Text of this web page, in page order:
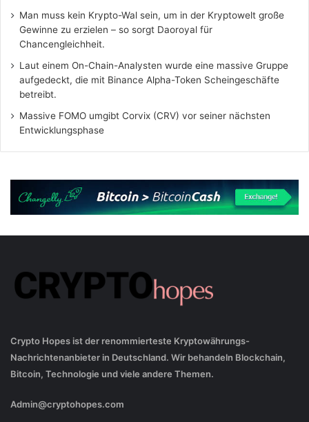
Man muss kein Krypto-Wal sein, um in der Kryptowelt große
Gewinne zu erzielen – so sorgt Daoroyal für
Chancengleichheit.
Laut einem On-Chain-Analysten wurde eine massive Gruppe
aufgedeckt, die mit Binance Alpha-Token Scheingeschäfte
betreibt.
Massive FOMO umgibt Corvix (CRV) vor seiner nächsten
Entwicklungsphase
Crypto Hopes ist der renommierteste Kryptowährungs-
Nachrichtenanbieter in Deutschland. Wir behandeln Blockchain,
Bitcoin, Technologie und viele andere Themen.
Admin@cryptohopes.com